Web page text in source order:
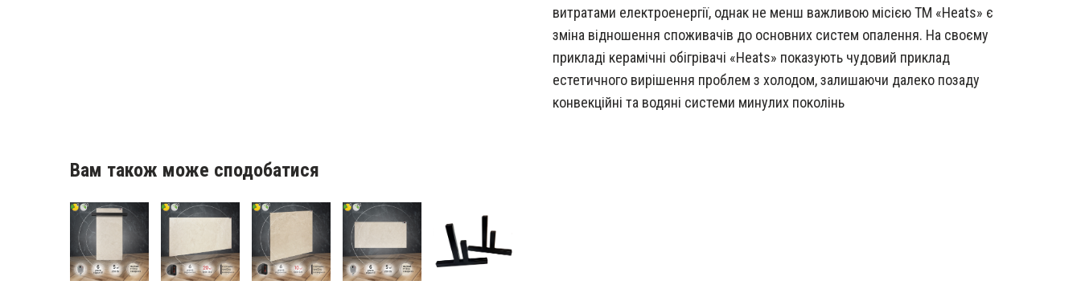
витратами електроенергії, однак не менш важливою місією ТМ «Heats» є
зміна відношення споживачів до основних систем опалення. На своєму
прикладі керамічні обігрівачі «Heats» показують чудовий приклад
естетичного вирішення проблем з холодом, залишаючи далеко позаду
конвекційні та водяні системи минулих поколінь
Вам також може сподобатися